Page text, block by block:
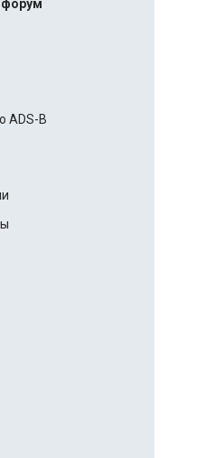
ADS-B